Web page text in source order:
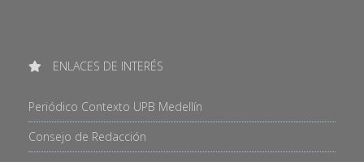
ENLACES DE INTERÉS
Periódico Contexto UPB Medellín
Consejo de Redacción